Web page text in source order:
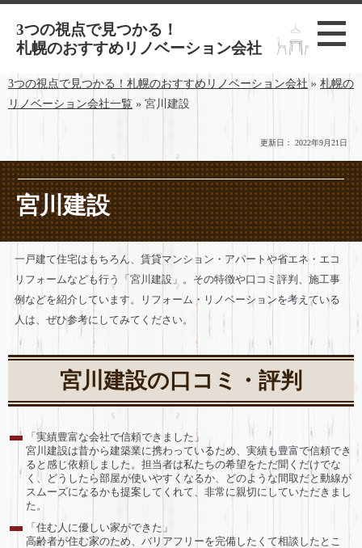
3つの視点で見つかる！
札幌のおすすめリノベーション会社
3つの視点で見つかる！札幌のおすすめリノベーション会社 » 札幌の
リノベーション会社一覧 » 宮川建設
更新日： 2022年9月21日
宮川建設
一戸建て住宅はもちろん、賃貸マンション・アパートや省エネ・エコ
リフォームなども行う「宮川建設」。その特徴や口コミ評判、施工事
例などを紹介しています。リフォーム・リノベーションを考えている
人は、ぜひ参考にしてみてください。
宮川建設の口コミ・評判
「実績豊富な会社で信頼できました」
宮川建設は昔から建築業に携わっているため、実績も豊富で信頼でき
ると感じ依頼しました。担当者は私たちの希望をただ聞くだけでな
く、どうしたら部屋が使いやすくなるか、どのような間取だと動線が
スムーズになるかも提案してくれて、非常に親切にしていただきまし
た。
「住む人に優しい家ができた」
高齢者が住む家のため、バリアフリーを完備したくて相談したとこ